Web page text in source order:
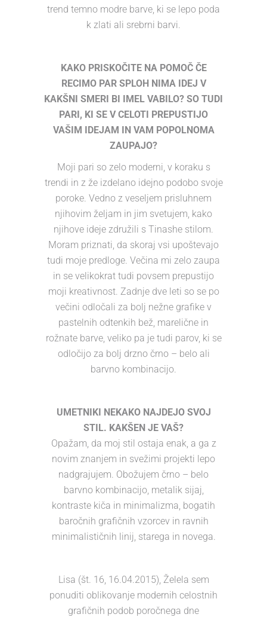
trend temno modre barve, ki se lepo poda
k zlati ali srebrni barvi.
KAKO PRISKOČITE NA POMOČ ČE
RECIMO PAR SPLOH NIMA IDEJ V
KAKŠNI SMERI BI IMEL VABILO? SO TUDI
PARI, KI SE V CELOTI PREPUSTIJO
VAŠIM IDEJAM IN VAM POPOLNOMA
ZAUPAJO?
Moji pari so zelo moderni, v koraku s
trendi in z že izdelano idejno podobo svoje
poroke. Vedno z veseljem prisluhnem
njihovim željam in jim svetujem, kako
njihove ideje združili s Tinashe stilom.
Moram priznati, da skoraj vsi upoštevajo
tudi moje predloge. Večina mi zelo zaupa
in se velikokrat tudi povsem prepustijo
moji kreativnost. Zadnje dve leti so se po
večini odločali za bolj nežne grafike v
pastelnih odtenkih bež, marelične in
rožnate barve, veliko pa je tudi parov, ki se
odločijo za bolj drzno črno – belo ali
barvno kombinacijo.
UMETNIKI NEKAKO NAJDEJO SVOJ
STIL. KAKŠEN JE VAŠ?
Opažam, da moj stil ostaja enak, a ga z
novim znanjem in svežimi projekti lepo
nadgrajujem. Obožujem črno – belo
barvno kombinacijo, metalik sijaj,
kontraste kiča in minimalizma, bogatih
baročnih grafičnih vzorcev in ravnih
minimalističnih linij, starega in novega.
Lisa (št. 16, 16.04.2015), Želela sem
ponuditi oblikovanje modernih celostnih
grafičnih podob poročnega dne